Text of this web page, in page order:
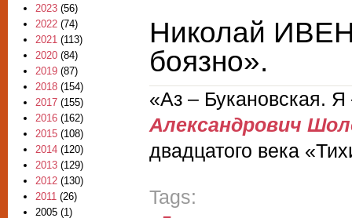
Николай
боязно».
«Аз – Букановская.
Александрович
двадцатого века
Tags:
2023 (56)
2022 (74)
2021 (113)
2020 (84)
2019 (87)
2018 (154)
2017 (155)
2016 (162)
2015 (108)
2014 (120)
2013 (129)
2012 (130)
2011 (26)
2005 (1)